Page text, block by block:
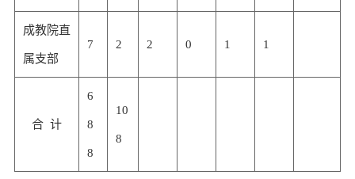
成教院直
属支部
7 2 2 0 1 1
合 计
6
8
8
10
8